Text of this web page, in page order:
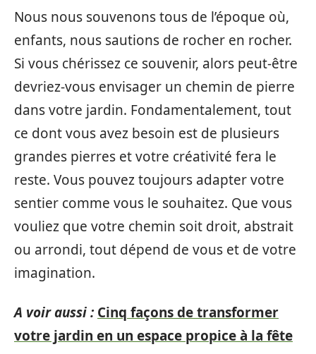
Nous nous souvenons tous de l’époque où,
enfants, nous sautions de rocher en rocher.
Si vous chérissez ce souvenir, alors peut-être
devriez-vous envisager un chemin de pierre
dans votre jardin. Fondamentalement, tout
ce dont vous avez besoin est de plusieurs
grandes pierres et votre créativité fera le
reste. Vous pouvez toujours adapter votre
sentier comme vous le souhaitez. Que vous
vouliez que votre chemin soit droit, abstrait
ou arrondi, tout dépend de vous et de votre
imagination.
A voir aussi : Cinq façons de transformer
votre jardin en un espace propice à la fête